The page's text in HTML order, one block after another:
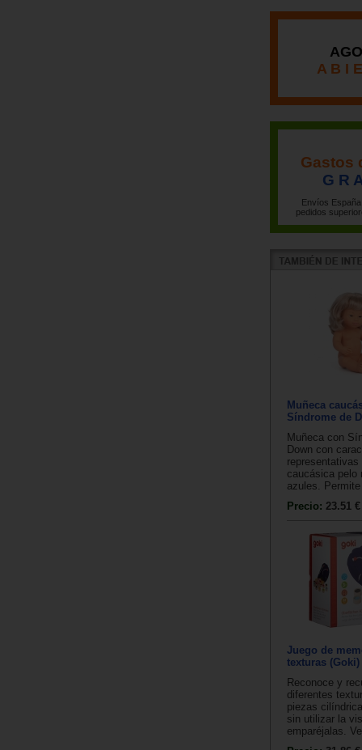
A B I
Gastos
G R
Envíos
pedidos
Muñeca
Síndrome de
Muñeca con
Down con
caucásica pelo
azules.
Precio: 23.51 €
Juego de
texturas (Goki)
Reconoce y
diferentes
piezas
sin utilizar la
emparéjalas.